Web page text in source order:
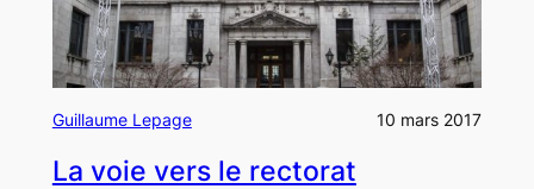
Guillaume Lepage 10 mars 2017
La voie vers le rectorat